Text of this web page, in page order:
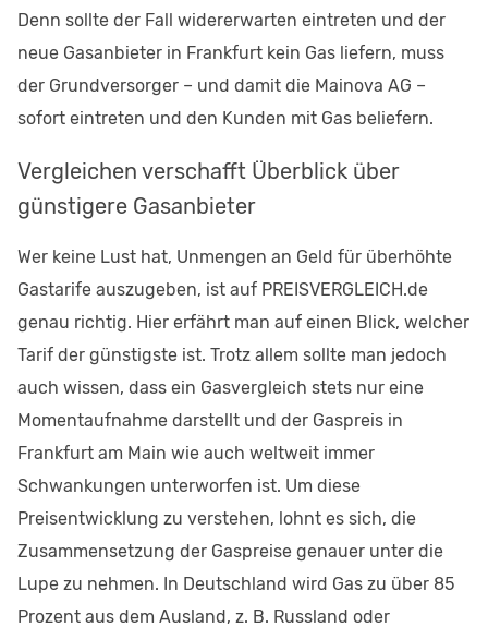
Denn sollte der Fall widererwarten eintreten und der
neue Gasanbieter in Frankfurt kein Gas liefern, muss
der Grundversorger – und damit die Mainova AG –
sofort eintreten und den Kunden mit Gas beliefern.
Vergleichen verschafft Überblick über
günstigere Gasanbieter
Wer keine Lust hat, Unmengen an Geld für überhöhte
Gastarife auszugeben, ist auf PREISVERGLEICH.de
genau richtig. Hier erfährt man auf einen Blick, welcher
Tarif der günstigste ist. Trotz allem sollte man jedoch
auch wissen, dass ein Gasvergleich stets nur eine
Momentaufnahme darstellt und der Gaspreis in
Frankfurt am Main wie auch weltweit immer
Schwankungen unterworfen ist. Um diese
Preisentwicklung zu verstehen, lohnt es sich, die
Zusammensetzung der Gaspreise genauer unter die
Lupe zu nehmen. In Deutschland wird Gas zu über 85
Prozent aus dem Ausland, z. B. Russland oder